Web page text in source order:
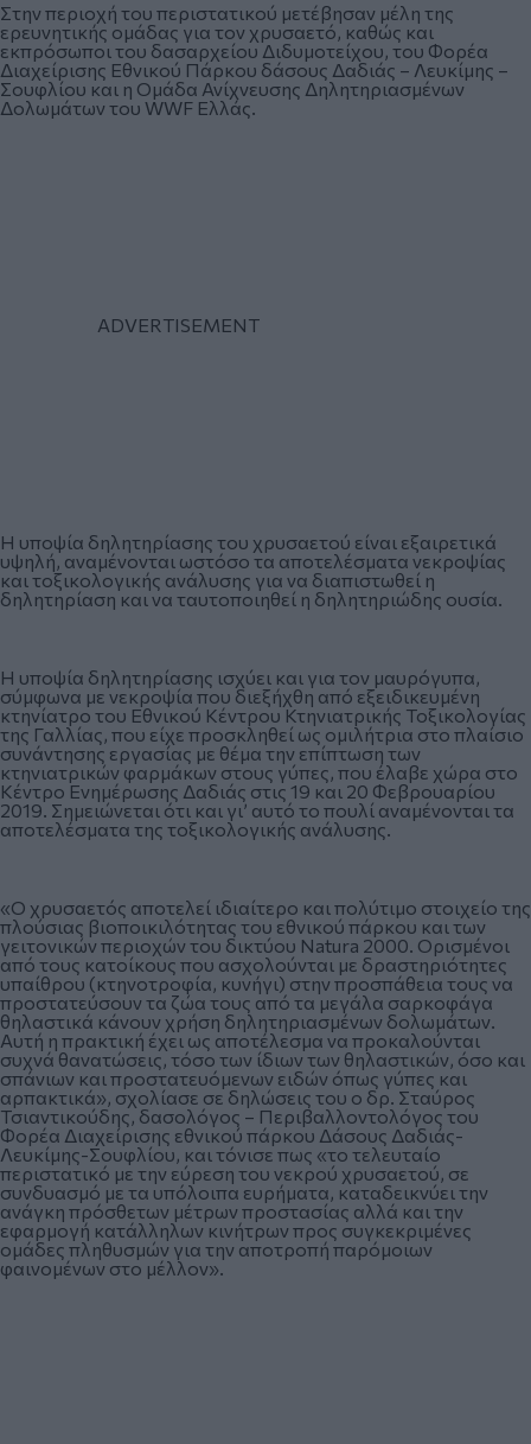
Στην περιοχή του περιστατικού μετέβησαν μέλη της
ερευνητικής ομάδας για τον χρυσαετό, καθώς και
εκπρόσωποι του δασαρχείου Διδυμοτείχου, του Φορέα
Διαχείρισης Εθνικού Πάρκου δάσους Δαδιάς – Λευκίμης –
Σουφλίου και η Ομάδα Ανίχνευσης Δηλητηριασμένων
Δολωμάτων του WWF Ελλάς.
Η υποψία δηλητηρίασης του χρυσαετού είναι εξαιρετικά
υψηλή, αναμένονται ωστόσο τα αποτελέσματα νεκροψίας
και τοξικολογικής ανάλυσης για να διαπιστωθεί η
δηλητηρίαση και να ταυτοποιηθεί η δηλητηριώδης ουσία.
Η υποψία δηλητηρίασης ισχύει και για τον μαυρόγυπα,
σύμφωνα με νεκροψία που διεξήχθη από εξειδικευμένη
κτηνίατρο του Εθνικού Κέντρου Κτηνιατρικής Τοξικολογίας
της Γαλλίας, που είχε προσκληθεί ως ομιλήτρια στο πλαίσιο
συνάντησης εργασίας με θέμα την επίπτωση των
κτηνιατρικών φαρμάκων στους γύπες, που έλαβε χώρα στο
Κέντρο Ενημέρωσης Δαδιάς στις 19 και 20 Φεβρουαρίου
2019. Σημειώνεται ότι και γι’ αυτό το πουλί αναμένονται τα
αποτελέσματα της τοξικολογικής ανάλυσης.
«Ο χρυσαετός αποτελεί ιδιαίτερο και πολύτιμο στοιχείο της
πλούσιας βιοποικιλότητας του εθνικού πάρκου και των
γειτονικών περιοχών του δικτύου Natura 2000. Ορισμένοι
από τους κατοίκους που ασχολούνται με δραστηριότητες
υπαίθρου (κτηνοτροφία, κυνήγι) στην προσπάθεια τους να
προστατεύσουν τα ζώα τους από τα μεγάλα σαρκοφάγα
θηλαστικά κάνουν χρήση δηλητηριασμένων δολωμάτων.
Αυτή η πρακτική έχει ως αποτέλεσμα να προκαλούνται
συχνά θανατώσεις, τόσο των ίδιων των θηλαστικών, όσο και
σπάνιων και προστατευόμενων ειδών όπως γύπες και
αρπακτικά», σχολίασε σε δηλώσεις του ο δρ. Σταύρος
Τσιαντικούδης, δασολόγος – Περιβαλλοντολόγος του
Φορέα Διαχείρισης εθνικού πάρκου Δάσους Δαδιάς-
Λευκίμης-Σουφλίου, και τόνισε πως «το τελευταίο
περιστατικό με την εύρεση του νεκρού χρυσαετού, σε
συνδυασμό με τα υπόλοιπα ευρήματα, καταδεικνύει την
ανάγκη πρόσθετων μέτρων προστασίας αλλά και την
εφαρμογή κατάλληλων κινήτρων προς συγκεκριμένες
ομάδες πληθυσμών για την αποτροπή παρόμοιων
φαινομένων στο μέλλον».